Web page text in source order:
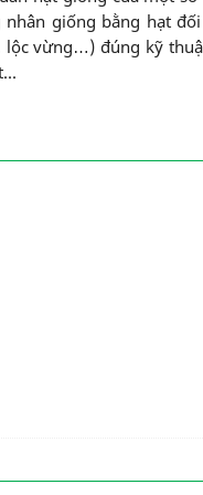
nhân giống bằng hạt
lộc vừng…) đúng kỹ